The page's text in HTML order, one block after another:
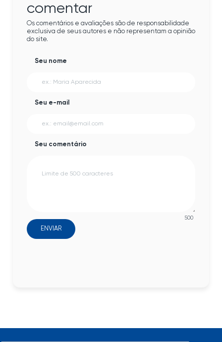
comentar
Os comentários e avaliações são de responsabilidade
exclusiva de seus autores e não representam a opinião
do site.
Seu nome
Seu e-mail
Seu comentário
500
ENVIAR